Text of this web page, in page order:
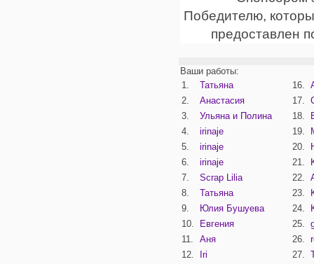
Победителю,
предоставлен
Ваши работы:
1.
Татьяна 16.
2.
Анастасия 17.
3.
Ульяна и Полина 18.
4.
irinaje 19.
5.
irinaje 20.
6.
irinaje 21.
7.
Scrap Lilia 22.
8.
Татьяна 23.
9.
Юлия Бушуева 24.
10.
Евгения 25.
11.
Аня 26.
12.
Iri 27.